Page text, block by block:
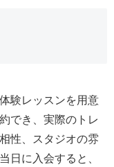
験レッスンを用意
でき、実際のトレ
性、スタジオの雰
日に入会すると、